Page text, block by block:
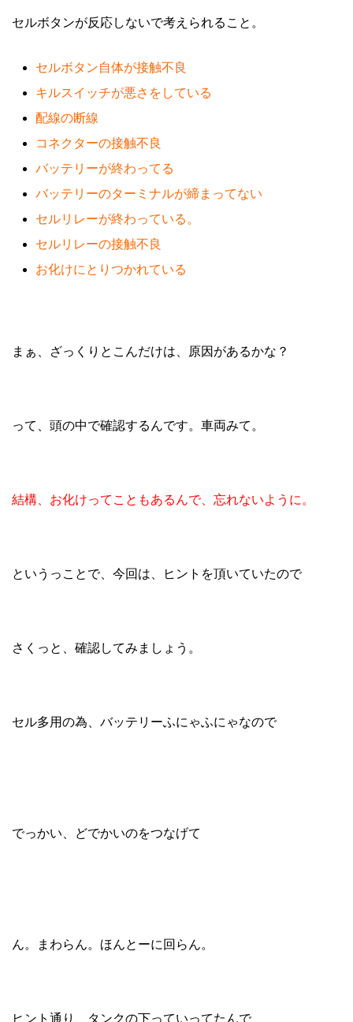
セルボタンが反応しないで考えられること。
セルボタン自体が接触不良
キルスイッチが悪さをしている
配線の断線
コネクターの接触不良
バッテリーが終わってる
バッテリーのターミナルが締まってない
セルリレーが終わっている。
セルリレーの接触不良
お化けにとりつかれている
まぁ、ざっくりとこんだけは、原因があるかな？
って、頭の中で確認するんです。車両みて。
結構、お化けってこともあるんで、忘れないように。
というっことで、今回は、ヒントを頂いていたので
さくっと、確認してみましょう。
セル多用の為、バッテリーふにゃふにゃなので
でっかい、どでかいのをつなげて
ん。まわらん。ほんとーに回らん。
ヒント通り、タンクの下っていってたんで